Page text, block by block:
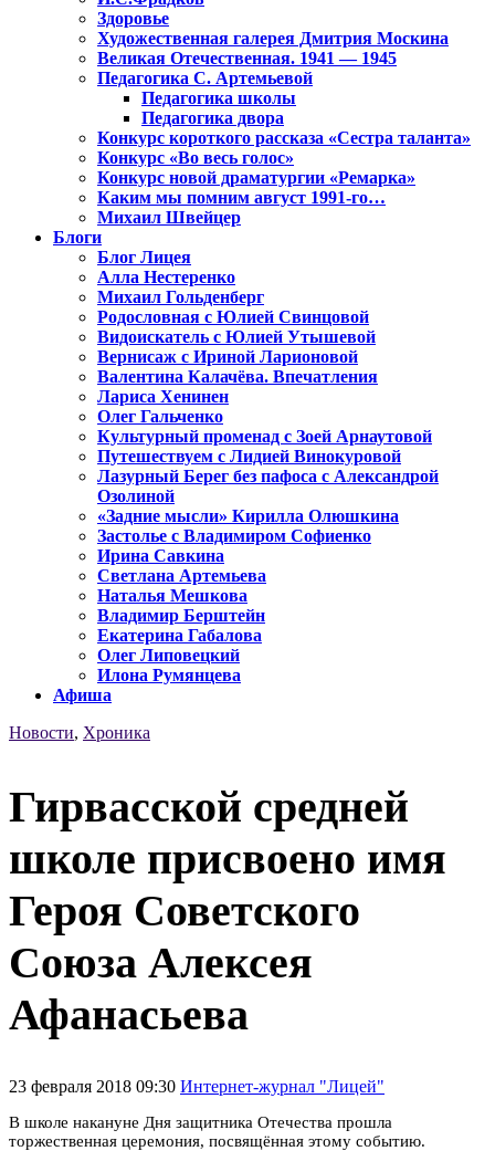
Здоровье
Художественная галерея Дмитрия Москина
Великая Отечественная. 1941 — 1945
Педагогика С. Артемьевой
Педагогика школы
Педагогика двора
Конкурс короткого рассказа «Сестра таланта»
Конкурс «Во весь голос»
Конкурс новой драматургии «Ремарка»
Каким мы помним август 1991-го…
Михаил Швейцер
Блоги
Блог Лицея
Алла Нестеренко
Михаил Гольденберг
Родословная с Юлией Свинцовой
Видоискатель с Юлией Утышевой
Вернисаж с Ириной Ларионовой
Валентина Калачёва. Впечатления
Лариса Хенинен
Олег Гальченко
Культурный променад с Зоей Арнаутовой
Путешествуем с Лидией Винокуровой
Лазурный Берег без пафоса с Александрой
Озолиной
«Задние мысли» Кирилла Олюшкина
Застолье с Владимиром Софиенко
Ирина Савкина
Светлана Артемьева
Наталья Мешкова
Владимир Берштейн
Екатерина Габалова
Олег Липовецкий
Илона Румянцева
Афиша
Новости, Хроника
Гирвасской средней
школе присвоено имя
Героя Советского
Союза Алексея
Афанасьева
23 февраля 2018 09:30 Интернет-журнал "Лицей"
В школе накануне Дня защитника Отечества прошла
торжественная церемония, посвящённая этому событию.